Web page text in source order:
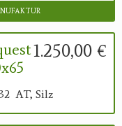
1.250,00 €
AT, Silz